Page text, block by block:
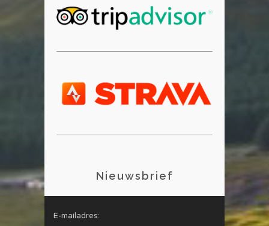
Nieuwsbrief
E-mailadres: